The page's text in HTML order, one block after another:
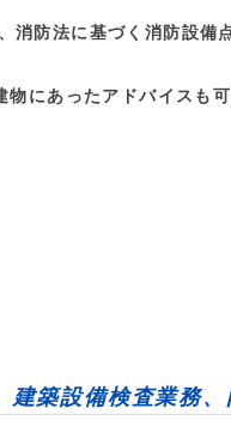
消防法に基づく消防設備
物にあったアドバイスも可
築設備検査業務、